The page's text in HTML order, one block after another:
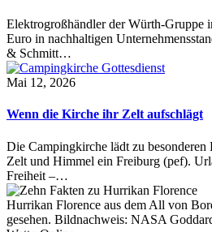
Elektrogroßhändler der Würth-Gruppe
Euro in nachhaltigen
& Schmitt…
Mai 12, 2026
Wenn die Kirche ihr Zelt aufschlägt
Die Campingkirche lädt zu besonderen
Zelt und Himmel ein Freiburg (pef).
Freiheit –…
Hurrikan Florence aus dem All von
gesehen. Bildnachweis: NASA